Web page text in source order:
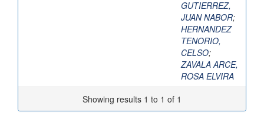
GUTIERREZ,
JUAN NABOR;
HERNANDEZ
TENORIO,
CELSO;
ZAVALA ARCE,
ROSA ELVIRA
Showing results 1 to 1 of 1